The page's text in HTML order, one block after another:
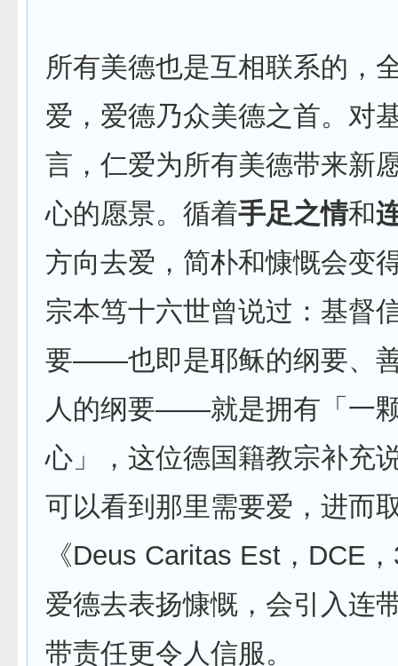
所有美德也是互相联系的，
爱，爱德乃众美德之首。对
言，仁爱为所有美德带来
心的愿景。循着手足之情和
方向去爱，简朴和慷慨会变
宗本笃十六世曾说过：基督
要——也即是耶稣的纲要、
人的纲要——就是拥有「一
心」，这位德国籍教宗补充
可以看到那里需要爱，进而
《Deus Caritas Est，DCE
爱德去表扬慷慨，会引入连
带责任更令人信服。